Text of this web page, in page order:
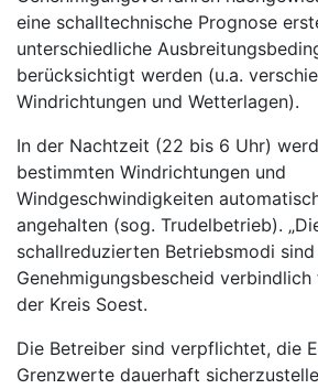
eine schalltechnische Prognose
unterschiedliche
berücksichtigt werden (u.a.
Windrichtungen und Wetterlagen).
In der Nachtzeit (22 bis 6 Uhr)
bestimmten Windrichtungen und
Windgeschwindigkeiten
angehalten (sog. Trudelbetrieb).
schallreduzierten Betriebsmodi sind
Genehmigungsbescheid
der Kreis Soest.
Die Betreiber sind verpflichtet, die
Grenzwerte dauerhaft